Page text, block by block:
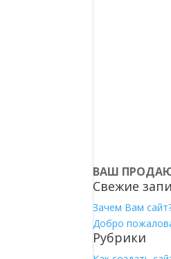
ВАШ
Свежие
Зачем Вам
Добро
Рубрики